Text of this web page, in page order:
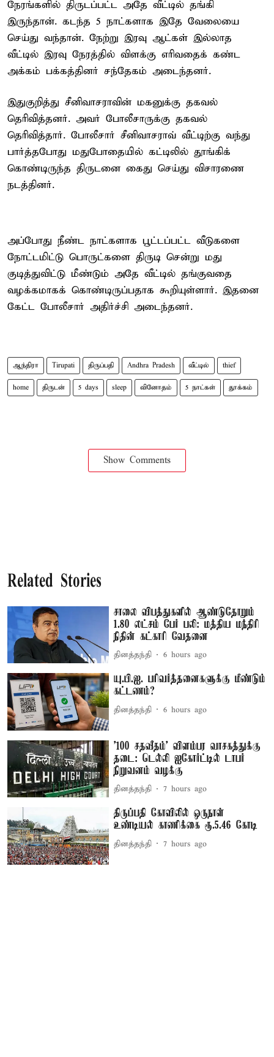
நேரங்களில் திருடப்பட்ட அதே வீட்டில் தங்கி
இருந்தான். கடந்த 5 நாட்களாக இதே வேலையை
செய்து வந்தான். நேற்று இரவு ஆட்கள் இல்லாத
வீட்டில் இரவு நேரத்தில் விளக்கு எரிவதைக் கண்ட
அக்கம் பக்கத்தினர் சந்தேகம் அடைந்தனர்.
இதுகுறித்து சீனிவாசராவின் மகனுக்கு தகவல்
தெரிவித்தனர். அவர் போலீசாருக்கு தகவல்
தெரிவித்தார். போலீசார் சீனிவாசராவ் வீட்டிற்கு வந்து
பார்த்தபோது மதுபோதையில் கட்டிலில் தூங்கிக்
கொண்டிருந்த திருடனை கைது செய்து விசாரணை
நடத்தினர்.
அப்போது நீண்ட நாட்களாக பூட்டப்பட்ட வீடுகளை
நோட்டமிட்டு பொருட்களை திருடி சென்று மது
குடித்துவிட்டு மீண்டும் அதே வீட்டில் தங்குவதை
வழக்கமாகக் கொண்டிருப்பதாக கூறியுள்ளார். இதனை
கேட்ட போலீசார் அதிர்ச்சி அடைந்தனர்.
ஆந்திரா Tirupati திருப்பதி Andhra Pradesh வீட்டில் thief
home திருடன் 5 days sleep வினோதம் 5 நாட்கள் தூக்கம்
Show Comments
Related Stories
சாலை விபத்துகளில் ஆண்டுதோறும்
1.80 லட்சம் பேர் பலி: மத்திய மந்திரி
நிதின் கட்காரி வேதனை
தினத்தந்தி 6 hours ago
யு.பி.ஐ. பரிவர்த்தனைகளுக்கு மீண்டும்
கட்டணம்?
தினத்தந்தி 6 hours ago
'100 சதவீதம்' விளம்பர வாசகத்துக்கு
தடை: டெல்லி ஐகோர்ட்டில் டாபர்
நிறுவனம் வழக்கு
தினத்தந்தி 7 hours ago
திருப்பதி கோவிலில் ஒருநாள்
உண்டியல் காணிக்கை ரூ.5.46 கோடி
தினத்தந்தி 7 hours ago